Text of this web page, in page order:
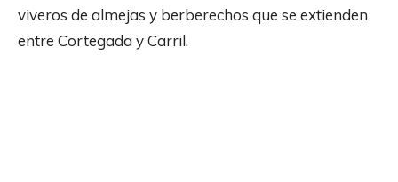
viveros de almejas y berberechos que se extienden
entre Cortegada y Carril.